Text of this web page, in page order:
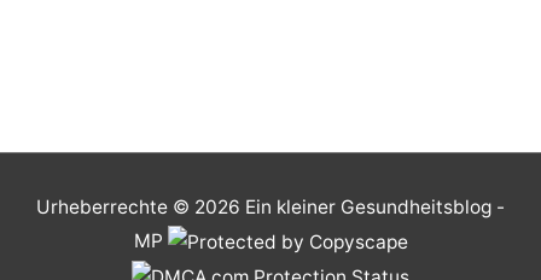
Urheberrechte © 2026 Ein kleiner Gesundheitsblog -
MP